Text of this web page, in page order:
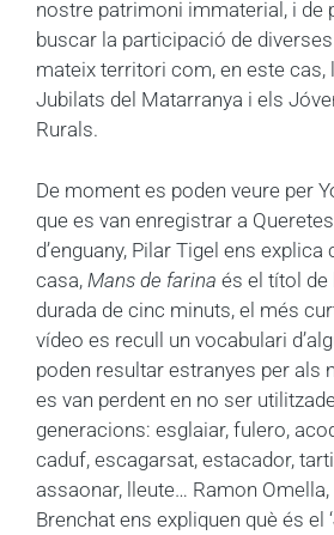
nostre patrimoni immaterial, i de
buscar la participació de diverses
mateix territori com, en este cas,
Jubilats del Matarranya i els
Rurals.
De moment es poden veure per
que es van enregistrar a
d’enguany, Pilar Tigel ens
casa, Mans de farina és el títol de
durada de cinc minuts, el més
vídeo es recull un vocabulari
poden resultar estranyes per als
es van perdent en no ser
generacions: esglaiar, fulero,
caduf, escagarsat, estacador,
assaonar, lleute… Ramon
Brenchat ens expliquen què és el